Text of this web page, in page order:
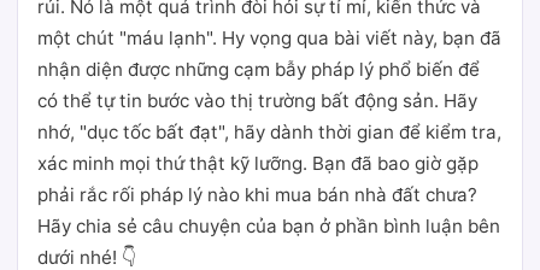
rủi. Nó là một quá trình đòi hỏi sự tỉ mỉ, kiến thức và
một chút "máu lạnh". Hy vọng qua bài viết này, bạn đã
nhận diện được những cạm bẫy pháp lý phổ biến để
có thể tự tin bước vào thị trường bất động sản. Hãy
nhớ, "dục tốc bất đạt", hãy dành thời gian để kiểm tra,
xác minh mọi thứ thật kỹ lưỡng. Bạn đã bao giờ gặp
phải rắc rối pháp lý nào khi mua bán nhà đất chưa?
Hãy chia sẻ câu chuyện của bạn ở phần bình luận bên
dưới nhé! 👇